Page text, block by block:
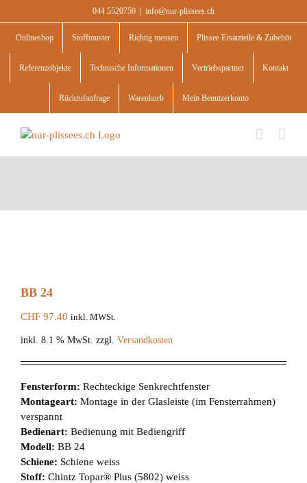
to
content
044 5520750 info@nur-plissees.ch
Onlineshop Stoffmuster Richtig messen Plissee Ersatzteile & Zubehör
Referenzobjekte Technische Informationen Vertriebspartner Kontakt
Rückrufanfrage Warenkorb Mein Benutzerkonto
BB 24
CHF 97.40 inkl. MWSt.
inkl. 8.1 % MwSt. zzgl. Versandkosten
Fensterform: Rechteckige Senkrechtfenster
Montageart: Montage in der Glasleiste (im Fensterrahmen)
verspannt
Bedienart: Bedienung mit Bediengriff
Modell: BB 24
Schiene: Schiene weiss
Stoff: Chintz Topar® Plus (5802) weiss